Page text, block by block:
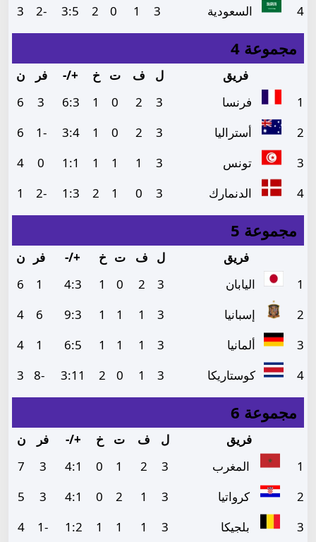
4
السعودية 3
1
0
2
3:5
-2
3
مجموعة 4
فريق ل ف ت خ +/- فر
ن
1
فرنسا 3
2
0
1
6:3
3
6
2
أستراليا 3
2
0
1
3:4
-1
6
3
تونس 3
1
1
1
1 :1
0
4
4
الدنمارك 3
0
1
2
1 :3
-2
1
مجموعة 5
فريق ل ف ت خ +/- فر
ن
1
اليابان 3
2
0
1
4:3
1
6
2
إسبانيا 3
1
1
1
9:3
6
4
3
ألمانيا 3
1
1
1
6:5
1
4
4
كوستاريكا 3
1
0
2
3:11
-8
3
مجموعة 6
فريق ل ف ت خ +/- فر
ن
1
المغرب 3
2
1
0
4:1
3
7
2
كرواتيا 3
1
2
0
4:1
3
5
3
بلجيكا 3
1
1
1
1 :2
-1
4